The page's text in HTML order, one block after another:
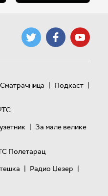
Сматрачница | Подкаст |
| За мале велике
Полетарац
| Радио Џезер |